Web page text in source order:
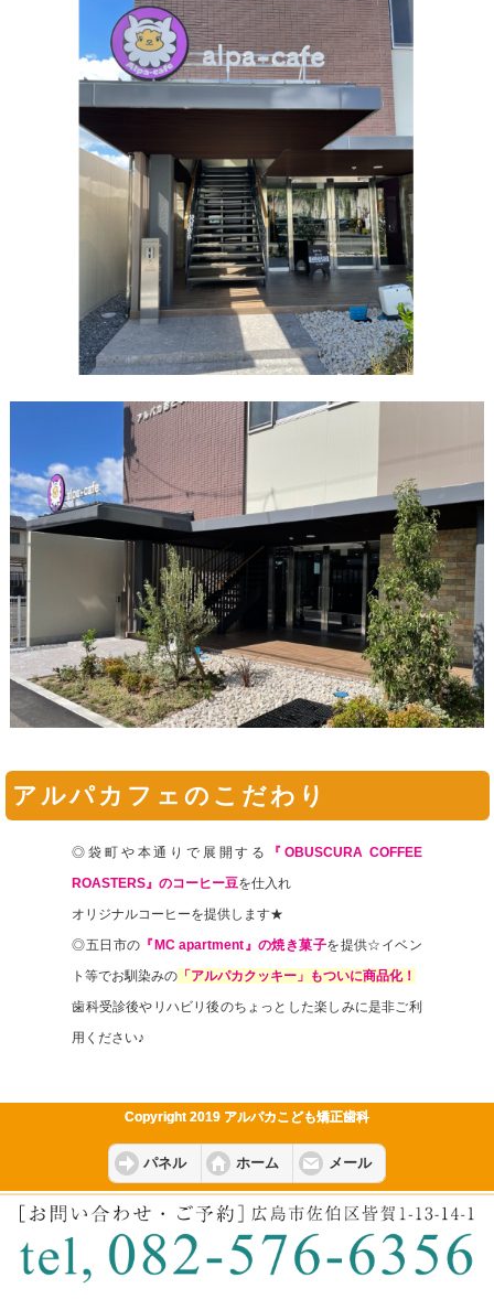
アルパカフェのこだわり
◎袋町や本通りで展開する
『OBUSCURA COFFEE
ROASTERS』のコーヒー豆を仕入れ
オリジナルコーヒーを提供します★
◎五日市の 『MC apartment』の焼き菓子を提供☆イベン
ト等でお馴染みの 「アルパカクッキー」もついに商品化！
歯科受診後やリハビリ後のちょっとした楽しみに是非ご利
用ください♪
Copyright 2019 アルパカこども矯正歯科
パネル ホーム メール